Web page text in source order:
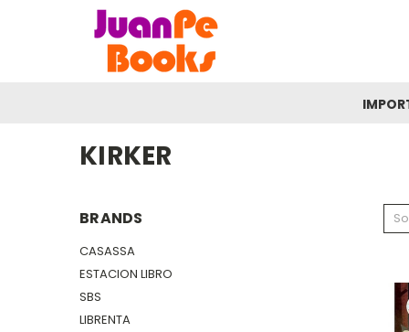
KIRKER
BRANDS
CASASSA
ESTACION LIBRO
SBS
LIBRENTA